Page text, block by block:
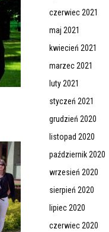
czerwiec 2021
maj 2021
kwiecień 2021
marzec 2021
luty 2021
styczeń 2021
grudzień 2020
listopad 2020
październik 2020
wrzesień 2020
sierpień 2020
lipiec 2020
czerwiec 2020